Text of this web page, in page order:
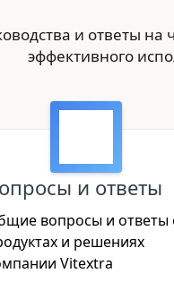
и ответы
эффективного
и ответы
вопросы и ответы
и решениях
Vitextra